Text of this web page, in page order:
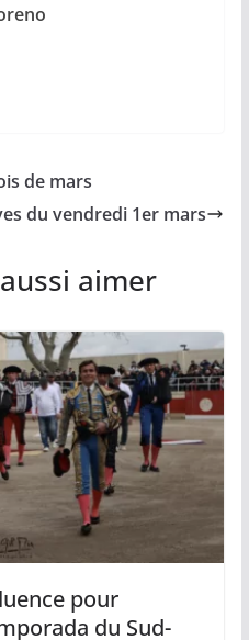
de mars
du vendredi 1er mars
aimer
pour
du Sud-